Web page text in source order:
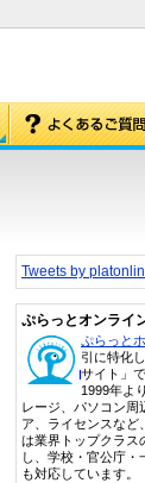
Tweets by
ぷらっとオンライ
ぷらっと
引に特化
サイト」で
1999年よ
レージ、パソコン周
ア、ライセンスなど
は業界トップクラス
し、学校・官公庁・
も対応しています。